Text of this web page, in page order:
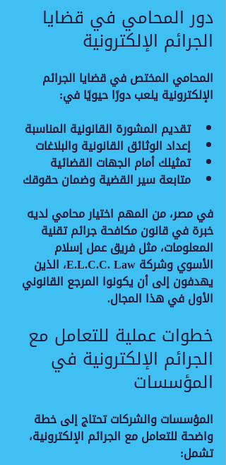
دور المحامي في قضايا
الجرائم الإلكترونية
المحامي المختص في قضايا الجرائم
الإلكترونية يلعب دورًا حيويًا في:
تقديم المشورة القانونية المناسبة
إعداد الوثائق القانونية والبلاغات
تمثيلك أمام الجهات القضائية
متابعة سير القضية وضمان حقوقك
في مصر، من المهم اختيار محامي لديه
خبرة في قانون مكافحة جرائم تقنية
المعلومات، مثل فريق عمل إسلام
الأسوي وشركة E.L.C.C. Law، الذين
يهدفون إلى أن يكونوا المرجع القانوني
الأول في هذا المجال.
خطوات عملية للتعامل مع
الجرائم الإلكترونية في
المؤسسات
المؤسسات والشركات تحتاج إلى خطة
واضحة للتعامل مع الجرائم الإلكترونية،
تشمل: